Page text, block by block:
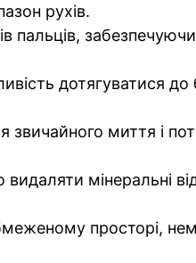
рухів.
пальців,
дотягуватися до
миття і
мінеральні
просторі,